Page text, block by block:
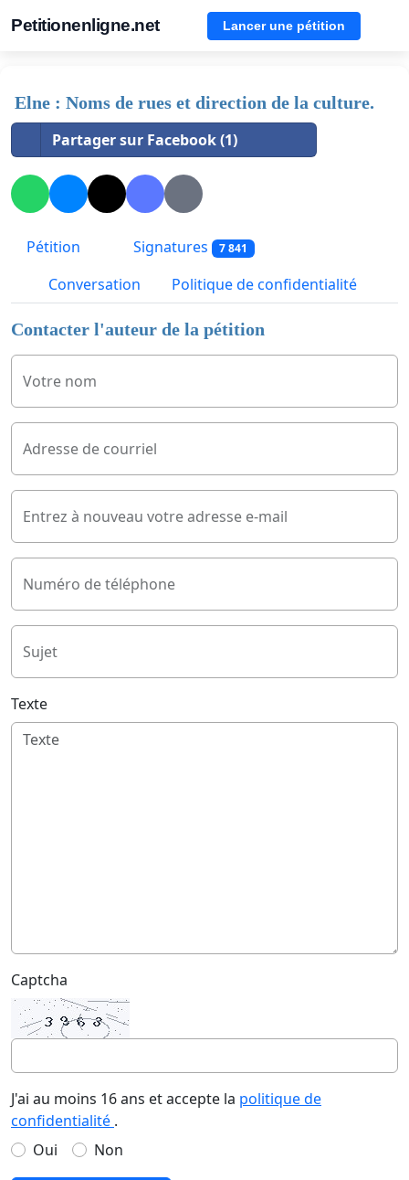
Petitionenligne.net Lancer une pétition
Elne : Noms de rues et direction de la culture.
Partager sur Facebook (1)
Pétition Signatures 7 841
Conversation Politique de confidentialité
Contacter l'auteur de la pétition
Votre nom
Adresse de courriel
Entrez à nouveau votre adresse e-mail
Numéro de téléphone
Sujet
Texte
Captcha
J'ai au moins 16 ans et accepte la politique de
confidentialité .
Oui
Non